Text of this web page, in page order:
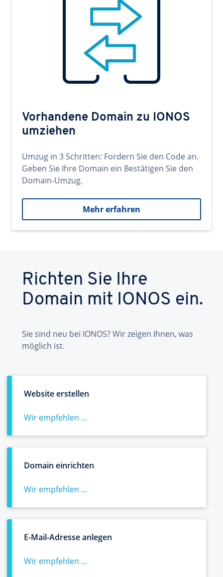
Vorhandene Domain zu IONOS
umziehen
Umzug in 3 Schritten: Fordern Sie den Code an.
Geben Sie Ihre Domain ein Bestätigen Sie den
Domain-Umzug.
Mehr erfahren
Richten Sie Ihre
Domain mit IONOS ein.
Sie sind neu bei IONOS? Wir zeigen Ihnen, was
möglich ist.
Website erstellen
Wir empfehlen ...
Domain einrichten
Wir empfehlen ...
E-Mail-Adresse anlegen
Wir empfehlen ...